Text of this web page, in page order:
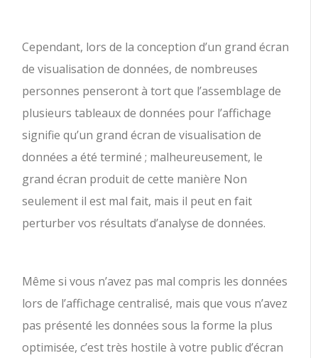
Cependant, lors de la conception d’un grand écran
de visualisation de données, de nombreuses
personnes penseront à tort que l’assemblage de
plusieurs tableaux de données pour l’affichage
signifie qu’un grand écran de visualisation de
données a été terminé ; malheureusement, le
grand écran produit de cette manière Non
seulement il est mal fait, mais il peut en fait
perturber vos résultats d’analyse de données.
Même si vous n’avez pas mal compris les données
lors de l’affichage centralisé, mais que vous n’avez
pas présenté les données sous la forme la plus
optimisée, c’est très hostile à votre public d’écran